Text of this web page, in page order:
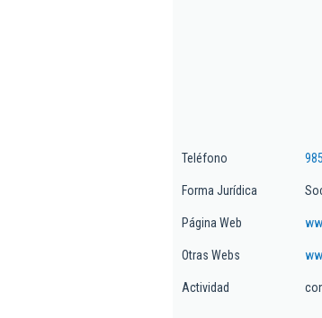
Teléfono
Forma Jurídica
Página Web
Otras Webs
Actividad